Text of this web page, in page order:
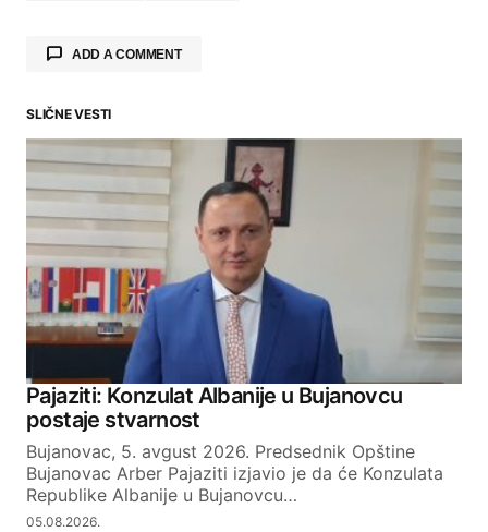
ADD A COMMENT
Your email address will not be published.
Required fields are marked
Comment
Your Name
Your E-mail
SUBMIT COMMENT
SLIČNE VESTI
Pajaziti: Konzulat Albanije u Bujanovcu
postaje stvarnost
Bujanovac, 5. avgust 2026. Predsednik Opštine
Bujanovac Arber Pajaziti izjavio je da će Konzulata
Republike Albanije u Bujanovcu…
05.08.2026.